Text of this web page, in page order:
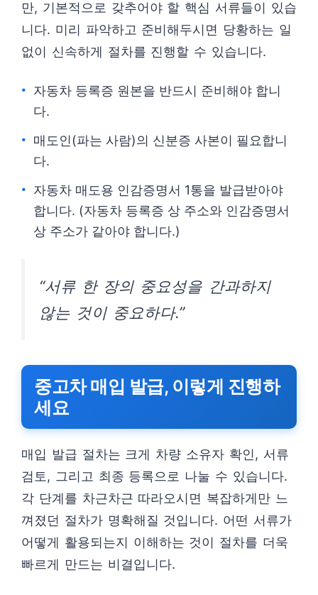
만, 기본적으로 갖추어야 할 핵심 서류들이 있습
니다. 미리 파악하고 준비해두시면 당황하는 일
없이 신속하게 절차를 진행할 수 있습니다.
자동차 등록증 원본을 반드시 준비해야 합니
다.
매도인(파는 사람)의 신분증 사본이 필요합니
다.
자동차 매도용 인감증명서 1통을 발급받아야
합니다. (자동차 등록증 상 주소와 인감증명서
상 주소가 같아야 합니다.)
“서류 한 장의 중요성을 간과하지
않는 것이 중요하다.”
중고차 매입 발급, 이렇게 진행하
세요
매입 발급 절차는 크게 차량 소유자 확인, 서류
검토, 그리고 최종 등록으로 나눌 수 있습니다.
각 단계를 차근차근 따라오시면 복잡하게만 느
껴졌던 절차가 명확해질 것입니다. 어떤 서류가
어떻게 활용되는지 이해하는 것이 절차를 더욱
빠르게 만드는 비결입니다.